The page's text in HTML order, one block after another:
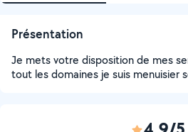
Présentation
Je mets votre disposition de mes
tout les domaines je suis menuisier